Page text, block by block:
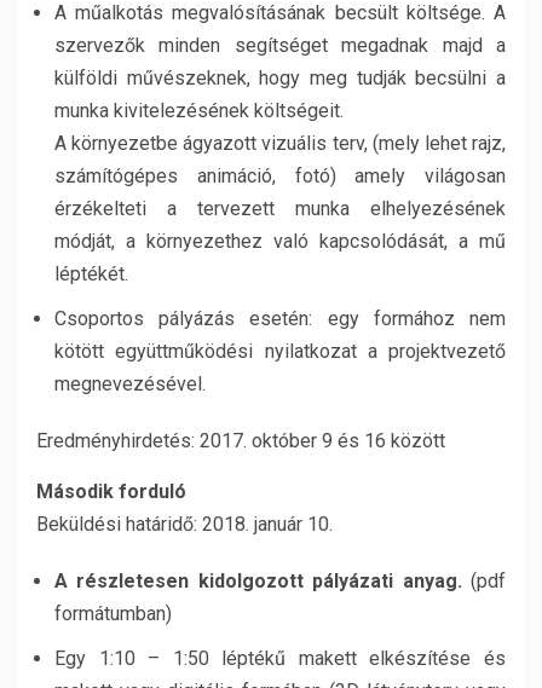
A műalkotás megvalósításának becsült költsége. A
szervezők minden segítséget megadnak majd a
külföldi művészeknek, hogy meg tudják becsülni a
munka kivitelezésének költségeit.
A környezetbe ágyazott vizuális terv, (mely lehet rajz,
számítógépes animáció, fotó) amely világosan
érzékelteti a tervezett munka elhelyezésének
módját, a környezethez való kapcsolódását, a mű
léptékét.
Csoportos pályázás esetén: egy formához nem
kötött együttműködési nyilatkozat a projektvezető
megnevezésével.
Eredményhirdetés: 2017. október 9 és 16 között
Második forduló
Beküldési határidő: 2018. január 10.
A részletesen kidolgozott pályázati anyag. (pdf
formátumban)
Egy 1:10 – 1:50 léptékű makett elkészítése és